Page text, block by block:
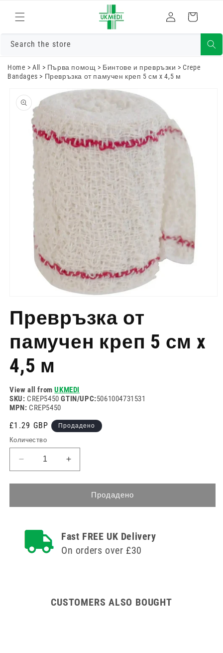
към
съдържанието
Влизам Количка
Search the store
Home >All > Първа помощ > Бинтове и превръзки >Crepe
Bandages > Превръзка от памучен креп 5 см x 4,5 м
информацията
за продукта
модален
режим
Превръзка от
памучен креп 5 см x
4,5 м
View all fromUKMEDI
SKU: CREP5450GTIN/UPC:5061004731531
MPN: CREP5450
Редовна
цена
£1.29 GBP Продадено
Количество
Намаляване
на
количеството
Превръзка
5
Увеличете
количеството
за
Превръзка
от
5
см
Продадено
Fast FREE UK Delivery
On orders over £30
CUSTOMERS ALSO BOUGHT